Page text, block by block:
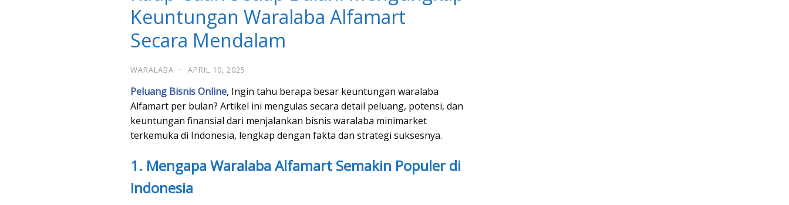
Keuntungan Waralaba Alfamart
Secara Mendalam
WARALABA · APRIL 10, 2025
Peluang Bisnis Online, Ingin tahu berapa besar keuntungan waralaba
Alfamart per bulan? Artikel ini mengulas secara detail peluang, potensi, dan
keuntungan finansial dari menjalankan bisnis waralaba minimarket
terkemuka di Indonesia, lengkap dengan fakta dan strategi suksesnya.
1. Mengapa Waralaba Alfamart Semakin Populer di
Indonesia